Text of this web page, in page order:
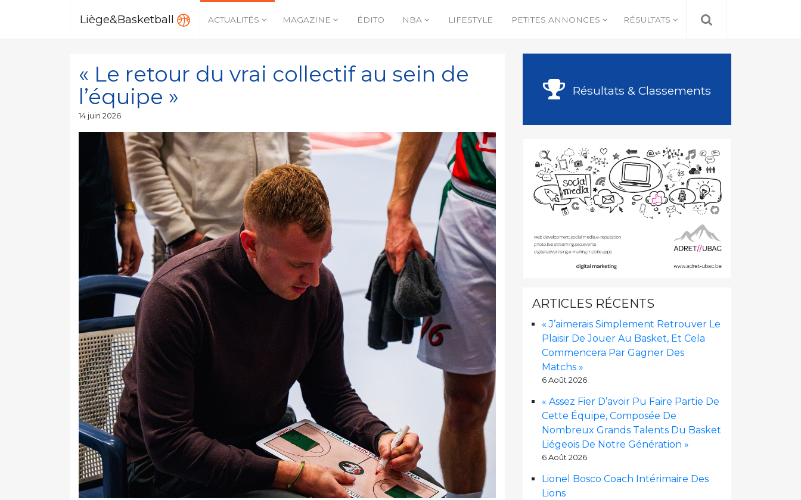
Liège&Basketball ACTUALITÉS MAGAZINE ÉDITO NBA LIFESTYLE PETITES ANNONCES RÉSULTATS
« Le retour du vrai collectif au sein de
l’équipe »
Publié
14 juin 2026
Résultats & Classements
ARTICLES RÉCENTS
« J’aimerais Simplement Retrouver Le
Plaisir De Jouer Au Basket, Et Cela
Commencera Par Gagner Des
Matchs »
6 Août 2026
« Assez Fier D’avoir Pu Faire Partie De
Cette Équipe, Composée De
Nombreux Grands Talents Du Basket
Liégeois De Notre Génération »
6 Août 2026
Lionel Bosco Coach Intérimaire Des
Lions